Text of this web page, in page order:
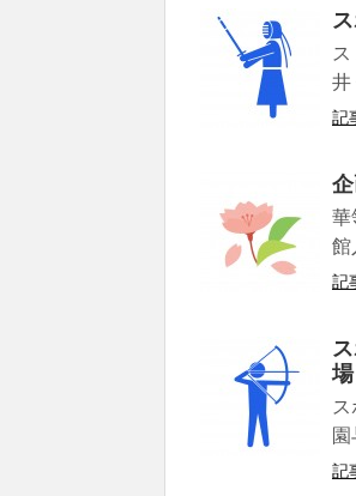
井
記
華
館
記
場
記